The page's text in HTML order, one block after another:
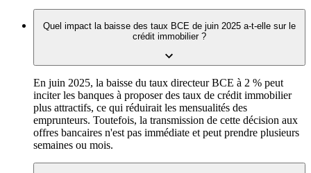
Quel impact la baisse des taux BCE de juin 2025 a-t-elle sur le
crédit immobilier ?
En juin 2025, la baisse du taux directeur BCE à 2 % peut
inciter les banques à proposer des taux de crédit immobilier
plus attractifs, ce qui réduirait les mensualités des
emprunteurs. Toutefois, la transmission de cette décision aux
offres bancaires n'est pas immédiate et peut prendre plusieurs
semaines ou mois.